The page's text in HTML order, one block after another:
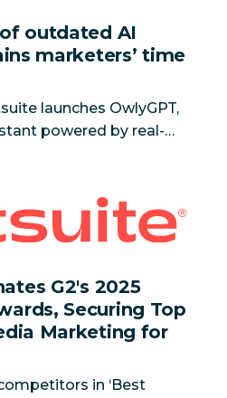
outdated AI
marketers’ time
launches OwlyGPT,
powered by real-
Research reveals 88%
2025 Best Software
G2's 2025
Securing Top
Marketing for
in ‘Best